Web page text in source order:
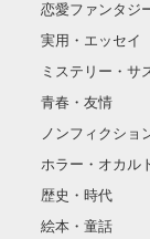
恋愛ファンタジ
実用・エッセイ
ミステリー・サ
青春・友情
ノンフィクショ
ホラー・オカル
歴史・時代
絵本・童話